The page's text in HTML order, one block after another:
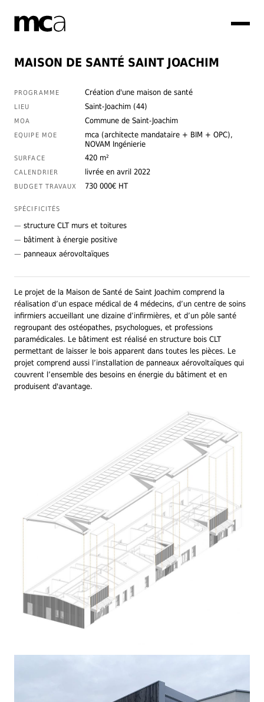
MAISON DE SANTÉ SAINT JOACHIM
PROGRAMME Création d'une maison de santé
LIEU Saint-Joachim (44)
MOA Commune de Saint-Joachim
EQUIPE MOE
mca (architecte mandataire + BIM + OPC),
NOVAM Ingénierie
SURFACE 420 m²
CALENDRIER livrée en avril 2022
BUDGET TRAVAUX 730 000€ HT
SPÉCIFICITÉS
structure CLT murs et toitures
bâtiment à énergie positive
panneaux aérovoltaïques
Le projet de la Maison de Santé de Saint Joachim comprend la
réalisation d’un espace médical de 4 médecins, d’un centre de soins
infirmiers accueillant une dizaine d’infirmières, et d’un pôle santé
regroupant des ostéopathes, psychologues, et professions
paramédicales. Le bâtiment est réalisé en structure bois CLT
permettant de laisser le bois apparent dans toutes les pièces. Le
projet comprend aussi l’installation de panneaux aérovoltaïques qui
couvrent l’ensemble des besoins en énergie du bâtiment et en
produisent d'avantage.